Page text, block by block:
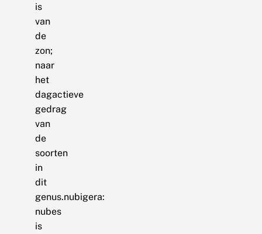
is
van
de
zon;
naar
het
dagactieve
gedrag
van
de
soorten
in
dit
genus.nubigera:
nubes
is